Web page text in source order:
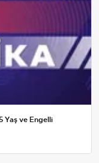
Yaş ve Engelli